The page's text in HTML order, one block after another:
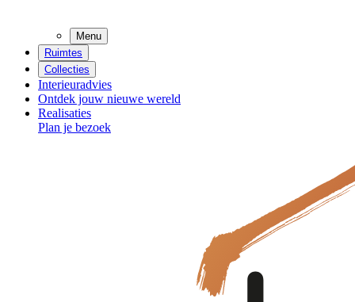
Menu
Ruimtes
Collecties
Interieuradvies
Ontdek jouw nieuwe wereld
Realisaties
Plan je bezoek